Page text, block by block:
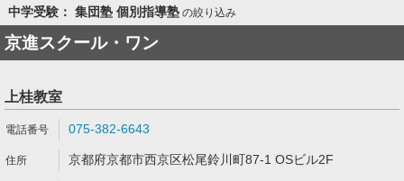
中学受験： 集団塾 個別指導塾の絞り込み
京進スクール・ワン
上桂教室
075-382-6643
京都府京都市西京区松尾鈴川町87-1 OSビル2F